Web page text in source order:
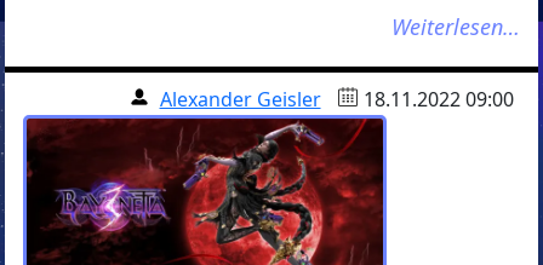
Weiterlesen…
Alexander Geisler 18.11.2022 09:00